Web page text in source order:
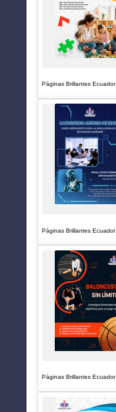
Páginas Brillantes Ecuador
Páginas Brillantes Ecuador
Páginas Brillantes Ecuador